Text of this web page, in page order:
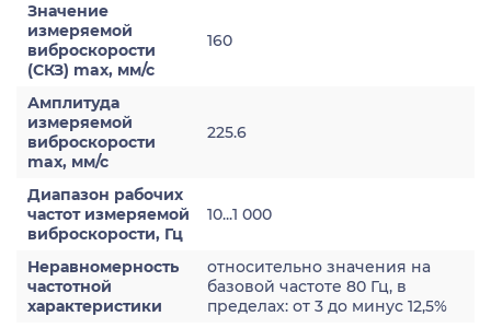
Значение
измеряемой
виброскорости
(СКЗ) max, мм/с
160
Амплитуда
измеряемой
виброскорости
max, мм/с
225.6
Диапазон рабочих
частот измеряемой
виброскорости, Гц
10...1 000
Неравномерность
частотной
характеристики
относительно значения на
базовой частоте 80 Гц, в
пределах: от 3 до минус 12,5%